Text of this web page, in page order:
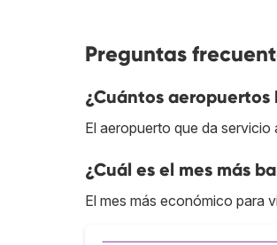
Preguntas
¿Cuántos aeropuertos
El aeropuerto que da servicio
¿Cuál es el mes más
El mes más económico para